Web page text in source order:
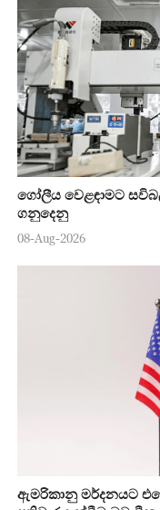
ගෝලීය වෙළඳාමට
ගනුදෙනු
08-Aug-2026
ඇමරිකානු මර්දනයට